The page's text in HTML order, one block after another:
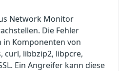
Network Monitor
Die Fehler
Komponenten von
curl, libbzip2, libpcre,
Ein Angreifer kann diese